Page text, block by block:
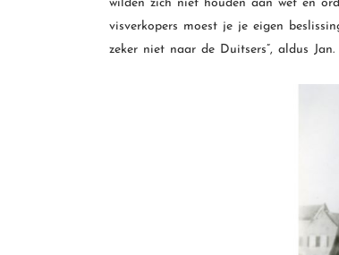
wilden zich niet houden aan wet en
visverkopers moest je je eigen
zeker niet naar de Duitsers”, aldus Jan.